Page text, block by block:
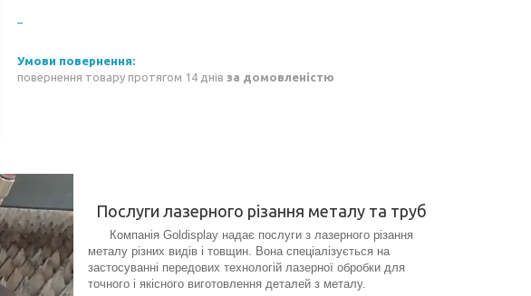
повернення товару протягом 14 днів за домовленістю
Послуги лазерного різання металу та труб
Компанія Goldisplay надає послуги з лазерного різання
металу різних видів і товщин. Вона спеціалізується на
застосуванні передових технологій лазерної обробки для
точного і якісного виготовлення деталей з металу.